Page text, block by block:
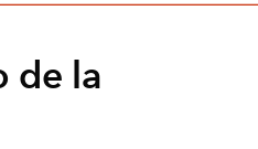
de la